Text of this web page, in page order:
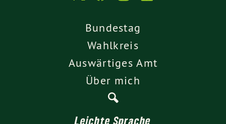
Bundestag
Wahlkreis
Auswärtiges Amt
Über mich
Leichte Sprache